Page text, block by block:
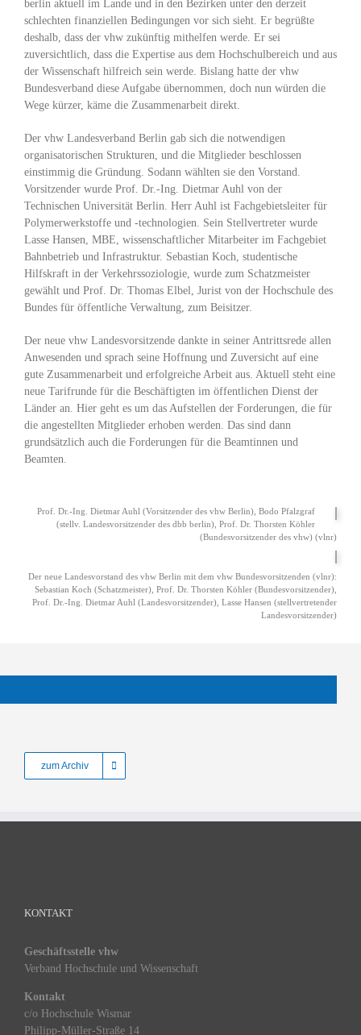
berlin aktuell im Lande und in den Bezirken unter den derzeit
schlechten finanziellen Bedingungen vor sich sieht. Er begrüßte
deshalb, dass der vhw zukünftig mithelfen werde. Er sei
zuversichtlich, dass die Expertise aus dem Hochschulbereich und aus
der Wissenschaft hilfreich sein werde. Bislang hatte der vhw
Bundesverband diese Aufgabe übernommen, doch nun würden die
Wege kürzer, käme die Zusammenarbeit direkt.
Der vhw Landesverband Berlin gab sich die notwendigen
organisatorischen Strukturen, und die Mitglieder beschlossen
einstimmig die Gründung. Sodann wählten sie den Vorstand.
Vorsitzender wurde Prof. Dr.-Ing. Dietmar Auhl von der
Technischen Universität Berlin. Herr Auhl ist Fachgebietsleiter für
Polymerwerkstoffe und -technologien. Sein Stellvertreter wurde
Lasse Hansen, MBE, wissenschaftlicher Mitarbeiter im Fachgebiet
Bahnbetrieb und Infrastruktur. Sebastian Koch, studentische
Hilfskraft in der Verkehrssoziologie, wurde zum Schatzmeister
gewählt und Prof. Dr. Thomas Elbel, Jurist von der Hochschule des
Bundes für öffentliche Verwaltung, zum Beisitzer.
Der neue vhw Landesvorsitzende dankte in seiner Antrittsrede allen
Anwesenden und sprach seine Hoffnung und Zuversicht auf eine
gute Zusammenarbeit und erfolgreiche Arbeit aus. Aktuell steht eine
neue Tarifrunde für die Beschäftigten im öffentlichen Dienst der
Länder an. Hier geht es um das Aufstellen der Forderungen, die für
die angestellten Mitglieder erhoben werden. Das sind dann
grundsätzlich auch die Forderungen für die Beamtinnen und
Beamten.
Prof. Dr.-Ing. Dietmar Auhl (Vorsitzender des vhw Berlin), Bodo Pfalzgraf
(stellv. Landesvorsitzender des dbb berlin), Prof. Dr. Thorsten Köhler
(Bundesvorsitzender des vhw) (vlnr)
Der neue Landesvorstand des vhw Berlin mit dem vhw Bundesvorsitzenden (vlnr):
Sebastian Koch (Schatzmeister), Prof. Dr. Thorsten Köhler (Bundesvorsitzender),
Prof. Dr.-Ing. Dietmar Auhl (Landesvorsitzender), Lasse Hansen (stellvertretender
Landesvorsitzender)
zum Archiv
KONTAKT
Geschäftsstelle vhw
Verband Hochschule und Wissenschaft
Kontakt
c/o Hochschule Wismar
Philipp-Müller-Straße 14